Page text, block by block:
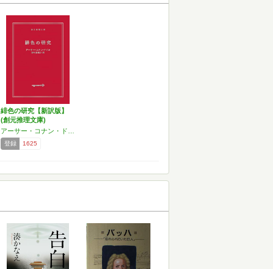
緋色の研究【新訳版】
(創元推理文庫)
アーサー・コナン・ドイル
登録 1625